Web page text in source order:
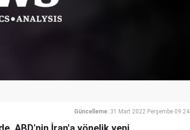
Güncelleme: 31 Mart 2022 Perşembe 09:24